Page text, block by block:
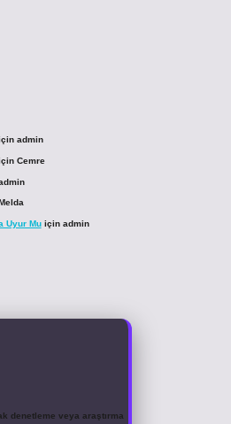
admin
Cemre
Uyur Muiçin admin
denetleme veya araştırma